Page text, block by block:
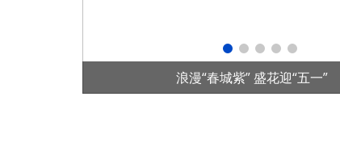
首个全国产控制系统水光互补项目在华